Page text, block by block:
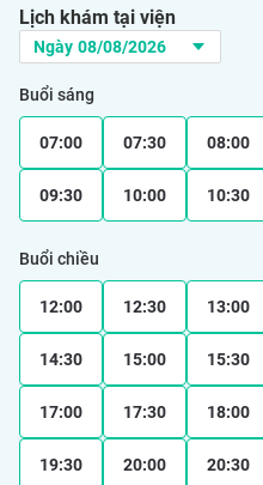
Lịch khám tại viện
Buổi sáng
07:00 07:30 08:00
09:30 10:00 10:30
Buổi chiều
12:00 12:30 13:00
14:30 15:00 15:30
17:00 17:30 18:00
19:30 20:00 20:30